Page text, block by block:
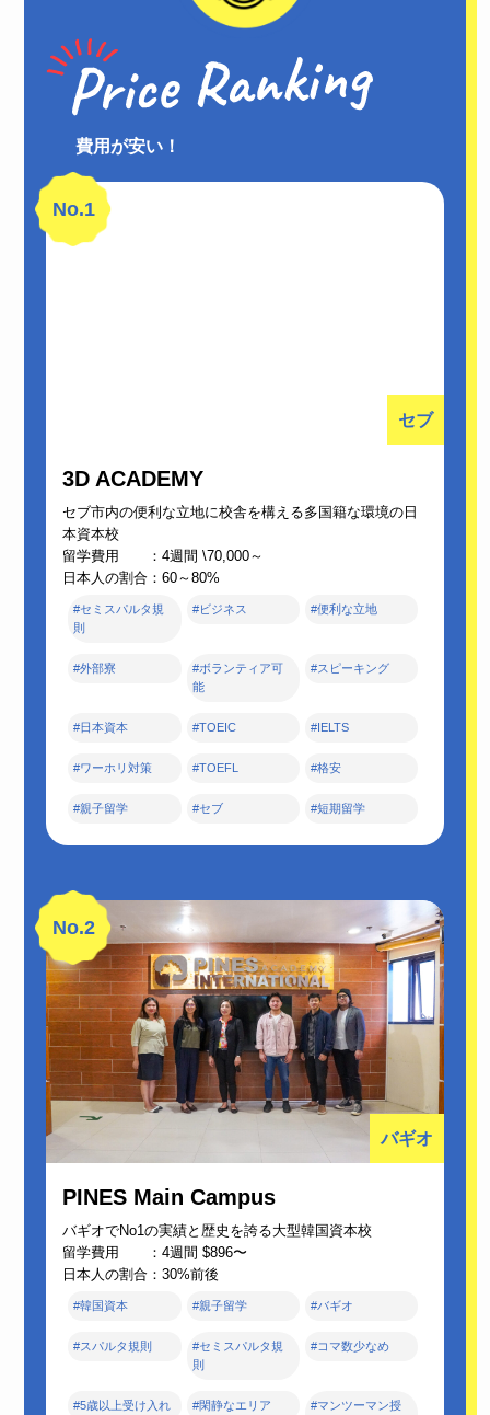
費用が安い！
セブ
3D ACADEMY
セブ市内の便利な立地に校舎を構える多国籍な環境の日
本資本校
留学費用 ：4週間 \70,000～
日本人の割合：60～80%
#セミスパルタ規
則
#ビジネス #便利な立地
#外部寮
#ボランティア可
能
#スピーキング
#日本資本 #TOEIC #IELTS
#ワーホリ対策 #TOEFL #格安
#親子留学 #セブ #短期留学
No.1
バギオ
PINES Main Campus
バギオでNo1の実績と歴史を誇る大型韓国資本校
留学費用 ：4週間 $896〜
日本人の割合：30%前後
#韓国資本 #親子留学 #バギオ
#スパルタ規則
#セミスパルタ規
則
#コマ数少なめ
#5歳以上受け入れ #閑静なエリア
#マンツーマン授
No.2